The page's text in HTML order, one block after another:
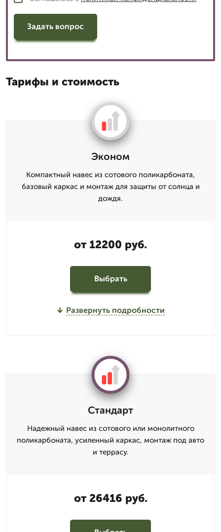
Задать вопрос
Тарифы и стоимость
Эконом
Компактный навес из сотового поликарбоната,
базовый каркас и монтаж для защиты от солнца и
дождя.
от 12200 руб.
Выбрать
Развернуть подробности
Стандарт
Надежный навес из сотового или монолитного
поликарбоната, усиленный каркас, монтаж под авто
и террасу.
от 26416 руб.